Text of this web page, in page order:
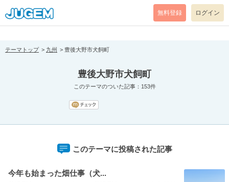
[pear_error: message="Success" code=0 mode=return level=notice
prefix="" info=""]
無料登録 ログイン
テーマトップ 九州 豊後大野市犬飼町
豊後大野市犬飼町
このテーマのついた記事：153件
このテーマに投稿された記事
今年も始まった畑仕事（犬...